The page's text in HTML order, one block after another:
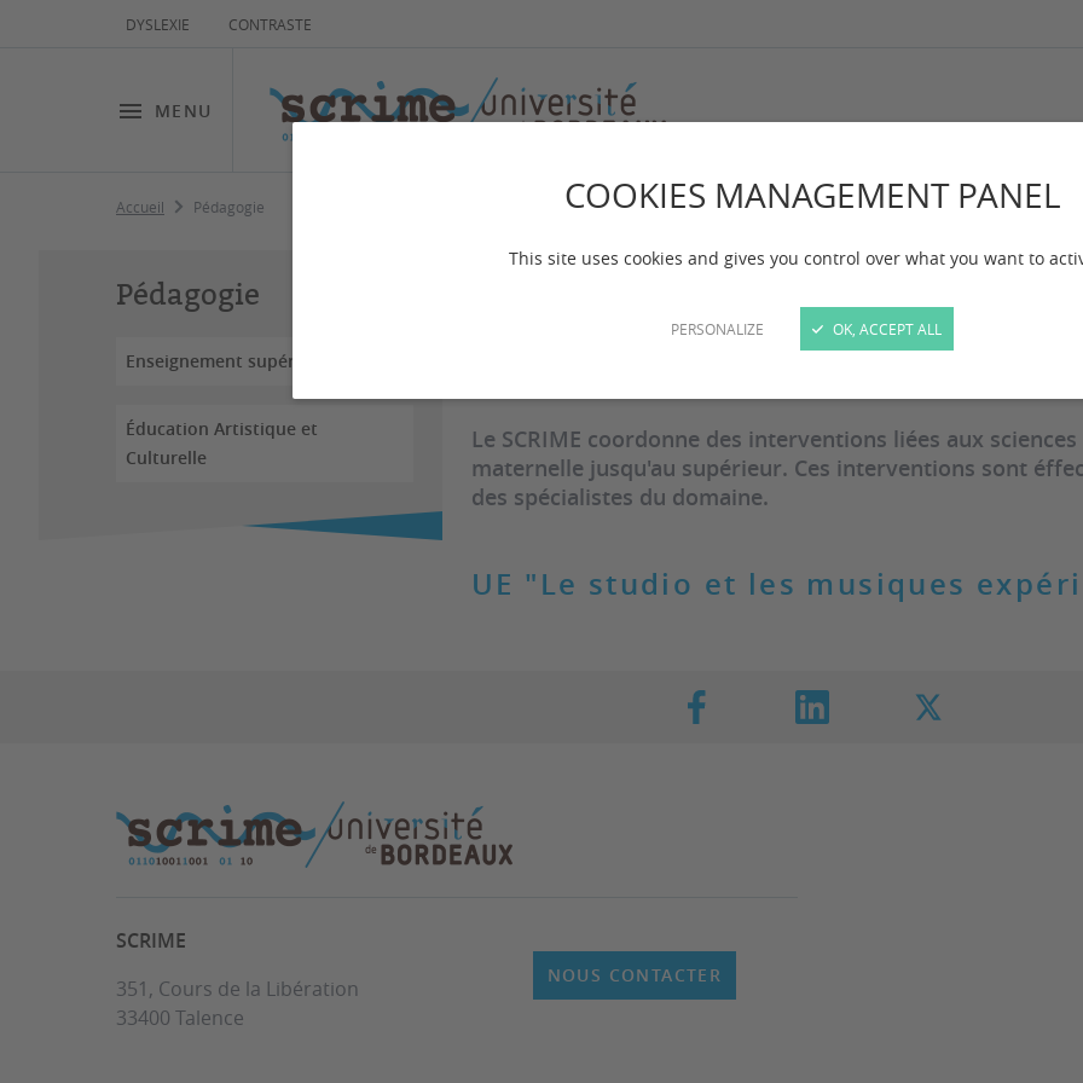
COOKIES MANAGEMENT PANEL
This site uses cookies and gives you control over what you want to
PERSONALIZE OK, ACCEPT ALL
DYSLEXIE CONTRASTE
MENU
Accueil Pédagogie
Pédagogie
Enseignement supérieur
Éducation Artistique et
Culturelle
Pédagogie
Le SCRIME coordonne des interventions liées aux
maternelle jusqu'au supérieur. Ces interventions sont
des spécialistes du domaine.
UE "Le studio et les musiques
SCRIME
351, Cours de la Libération
33400 Talence
NOUS CONTACTER